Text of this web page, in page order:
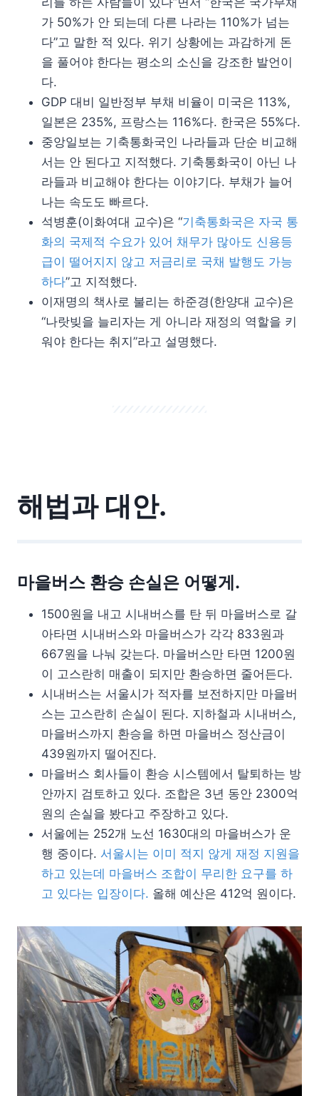
가 50%가 안 되는데 다른 나라는 110%가 넘는
다”고 말한 적 있다. 위기 상황에는 과감하게 돈
을 풀어야 한다는 평소의 소신을 강조한 발언이
다.
GDP 대비 일반정부 부채 비율이 미국은 113%,
일본은 235%, 프랑스는 116%다. 한국은 55%다.
중앙일보는 기축통화국인 나라들과 단순 비교해
서는 안 된다고 지적했다. 기축통화국이 아닌 나
라들과 비교해야 한다는 이야기다. 부채가 늘어
나는 속도도 빠르다.
석병훈(이화여대 교수)은 “기축통화국은 자국 통
화의 국제적 수요가 있어 채무가 많아도 신용등
급이 떨어지지 않고 저금리로 국채 발행도 가능
하다”고 지적했다.
이재명의 책사로 불리는 하준경(한양대 교수)은
“나랏빚을 늘리자는 게 아니라 재정의 역할을 키
워야 한다는 취지”라고 설명했다.
해법과 대안.
마을버스 환승 손실은 어떻게.
1500원을 내고 시내버스를 탄 뒤 마을버스로 갈
아타면 시내버스와 마을버스가 각각 833원과
667원을 나눠 갖는다. 마을버스만 타면 1200원
이 고스란히 매출이 되지만 환승하면 줄어든다.
시내버스는 서울시가 적자를 보전하지만 마을버
스는 고스란히 손실이 된다. 지하철과 시내버스,
마을버스까지 환승을 하면 마을버스 정산금이
439원까지 떨어진다.
마을버스 회사들이 환승 시스템에서 탈퇴하는 방
안까지 검토하고 있다. 조합은 3년 동안 2300억
원의 손실을 봤다고 주장하고 있다.
서울에는 252개 노선 1630대의 마을버스가 운
행 중이다. 서울시는 이미 적지 않게 재정 지원을
하고 있는데 마을버스 조합이 무리한 요구를 하
고 있다는 입장이다. 올해 예산은 412억 원이다.